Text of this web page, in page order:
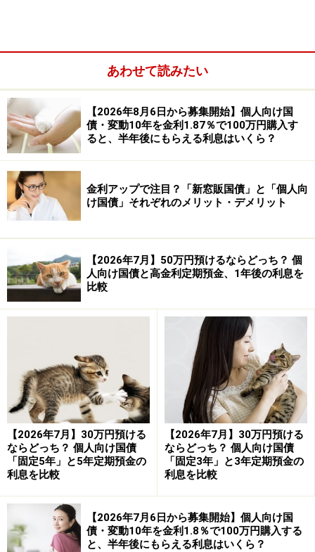
息は「約5197円」
2026年5月時点で、ネット銀行の中でもトップクラスの
高金利を打ち出しているのが、大光銀行えちご大花火支
店です。インターネット専用の「正三尺玉定期預金」を
活用した場合のシミュレーションを見てみましょう。
【大光銀行えちご大花火支店「正三尺玉定期預金」の条
件（2026年5月時点）】
・金利：年1.3％（半年複利型・1年もの）
・預入額：1万円以上100万円まで（1円単位）
・対象者：えちご大花火支店に口座を持つ個人の方
この1年定期預金に50万円を預け入れた場合の、満期時
（1年後）の利息は以下のとおりです。
・1年後の受取利息（税引前）：約6521円
・1年後の受取利息（税引後）：約5197円
あわせて読みたい
【2026年8月6日から募集開始】個人向け国
債・変動10年を金利1.87％で100万円購入す
ると、半年後にもらえる利息はいくら？
金利アップで注目？「新窓販国債」と「個人向
け国債」それぞれのメリット・デメリット
【2026年7月】50万円預けるならどっち？ 個
人向け国債と高金利定期預金、1年後の利息を
比較
【2026年7月】30万円預ける
ならどっち？ 個人向け国債
「固定5年」と5年定期預金の
利息を比較
【2026年7月】30万円預ける
ならどっち？ 個人向け国債
「固定3年」と3年定期預金の
利息を比較
【2026年7月6日から募集開始】個人向け国
債・変動10年を金利1.8％で100万円購入する
と、半年後にもらえる利息はいくら？